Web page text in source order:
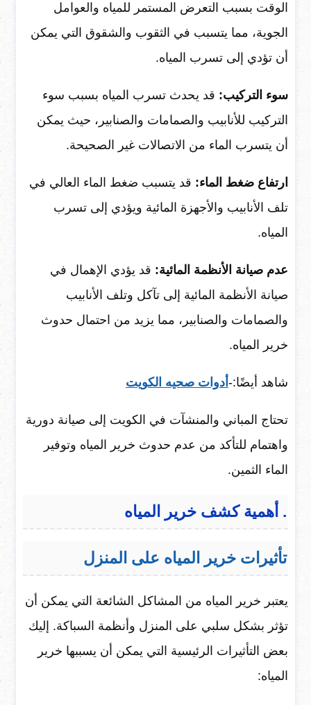
الوقت بسبب التعرض المستمر للمياه والعوامل
الجوية، مما يتسبب في الثقوب والشقوق التي يمكن
أن تؤدي إلى تسرب المياه.
سوء التركيب: قد يحدث تسرب المياه بسبب سوء
التركيب للأنابيب والصمامات والصنابير، حيث يمكن
أن يتسرب الماء من الاتصالات غير الصحيحة.
ارتفاع ضغط الماء: قد يتسبب ضغط الماء العالي في
تلف الأنابيب والأجهزة المائية ويؤدي إلى تسرب
المياه.
عدم صيانة الأنظمة المائية: قد يؤدي الإهمال في
صيانة الأنظمة المائية إلى تآكل وتلف الأنابيب
والصمامات والصنابير، مما يزيد من احتمال حدوث
خرير المياه.
شاهد أيضًا:- أدوات صحيه الكويت
تحتاج المباني والمنشآت في الكويت إلى صيانة دورية
واهتمام للتأكد من عدم حدوث خرير المياه وتوفير
الماء الثمين.
. أهمية كشف خرير المياه
تأثيرات خرير المياه على المنزل
يعتبر خرير المياه من المشاكل الشائعة التي يمكن أن
تؤثر بشكل سلبي على المنزل وأنظمة السباكة. إليك
بعض التأثيرات الرئيسية التي يمكن أن يسببها خرير
المياه: